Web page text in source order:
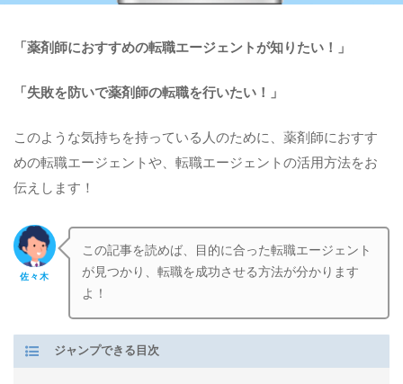
「薬剤師におすすめの転職エージェントが知りたい！」
「失敗を防いで薬剤師の転職を行いたい！」
このような気持ちを持っている人のために、薬剤師におすす
めの転職エージェントや、転職エージェントの活用方法をお
伝えします！
佐々木
この記事を読めば、目的に合った転職エージェント
が見つかり、転職を成功させる方法が分かります
よ！
ジャンプできる目次